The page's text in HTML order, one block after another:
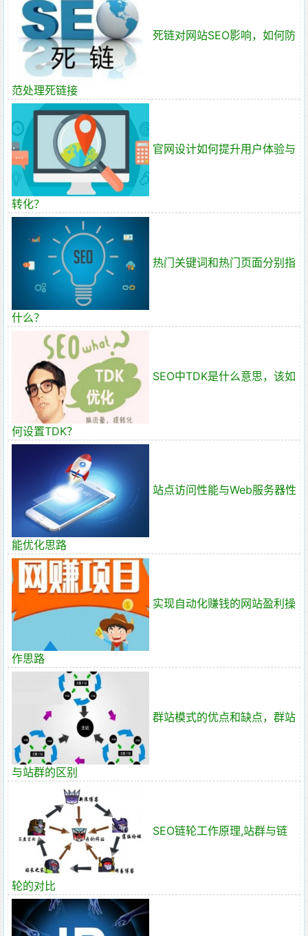
死链对网站SEO影响，如何防
范处理死链接
官网设计如何提升用户体验与
转化？
热门关键词和热门页面分别指
什么？
SEO中TDK是什么意思，该如
何设置TDK？
站点访问性能与Web服务器性
能优化思路
实现自动化赚钱的网站盈利操
作思路
群站模式的优点和缺点，群站
与站群的区别
SEO链轮工作原理,站群与链
轮的对比